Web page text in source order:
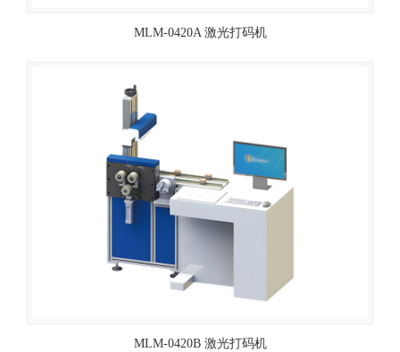
MLM-0420A 激光打码机
MLM-0420B 激光打码机